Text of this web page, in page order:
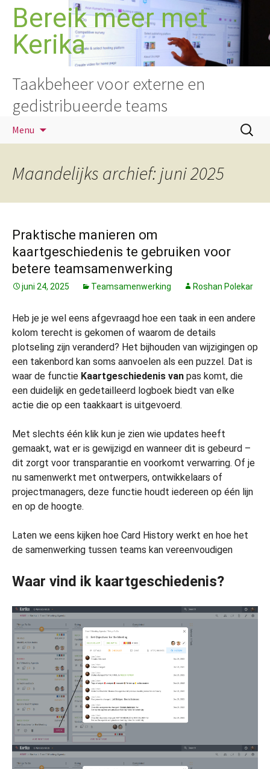
inhoud
Bereik meer met
Kerika
Taakbeheer voor externe en
gedistribueerde teams
Menu
Zoeken
naar:
Maandelijks archief: juni 2025
Praktische manieren om
kaartgeschiedenis te gebruiken voor
betere teamsamenwerking
juni 24, 2025 Teamsamenwerking Roshan Polekar
Heb je je wel eens afgevraagd hoe een taak in een andere
kolom terecht is gekomen of waarom de details
plotseling zijn veranderd? Het bijhouden van wijzigingen op
een takenbord kan soms aanvoelen als een puzzel. Dat is
waar de functie Kaartgeschiedenis van pas komt, die
een duidelijk en gedetailleerd logboek biedt van elke
actie die op een taakkaart is uitgevoerd.
Met slechts één klik kun je zien wie updates heeft
gemaakt, wat er is gewijzigd en wanneer dit is gebeurd –
dit zorgt voor transparantie en voorkomt verwarring. Of je
nu samenwerkt met ontwerpers, ontwikkelaars of
projectmanagers, deze functie houdt iedereen op één lijn
en op de hoogte.
Laten we eens kijken hoe Card History werkt en hoe het
de samenwerking tussen teams kan vereenvoudigen
Waar vind ik kaartgeschiedenis?